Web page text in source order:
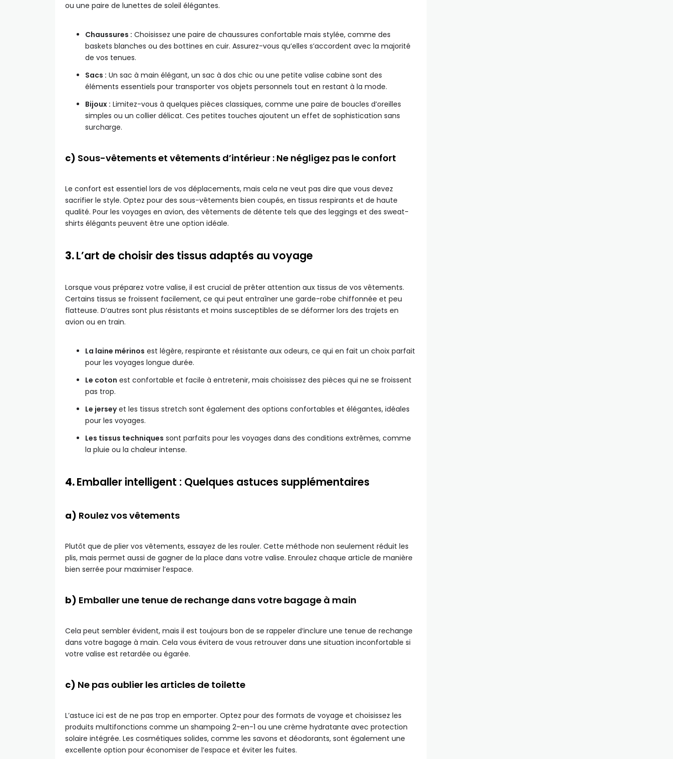
ou une paire de lunettes de soleil élégantes.
Chaussures : Choisissez une paire de chaussures confortable mais stylée, comme des
baskets blanches ou des bottines en cuir. Assurez-vous qu’elles s’accordent avec la majorité
de vos tenues.
Sacs : Un sac à main élégant, un sac à dos chic ou une petite valise cabine sont des
éléments essentiels pour transporter vos objets personnels tout en restant à la mode.
Bijoux : Limitez-vous à quelques pièces classiques, comme une paire de boucles d’oreilles
simples ou un collier délicat. Ces petites touches ajoutent un effet de sophistication sans
surcharge.
c) Sous-vêtements et vêtements d’intérieur : Ne négligez pas le confort
Le confort est essentiel lors de vos déplacements, mais cela ne veut pas dire que vous devez
sacrifier le style. Optez pour des sous-vêtements bien coupés, en tissus respirants et de haute
qualité. Pour les voyages en avion, des vêtements de détente tels que des leggings et des sweat-
shirts élégants peuvent être une option idéale.
3.L’art de choisir des tissus adaptés au voyage
Lorsque vous préparez votre valise, il est crucial de prêter attention aux tissus de vos vêtements.
Certains tissus se froissent facilement, ce qui peut entraîner une garde-robe chiffonnée et peu
flatteuse. D’autres sont plus résistants et moins susceptibles de se déformer lors des trajets en
avion ou en train.
La laine mérinos est légère, respirante et résistante aux odeurs, ce qui en fait un choix parfait
pour les voyages longue durée.
Le coton est confortable et facile à entretenir, mais choisissez des pièces qui ne se froissent
pas trop.
Le jerseyet les tissus stretch sont également des options confortables et élégantes, idéales
pour les voyages.
Les tissus techniques sont parfaits pour les voyages dans des conditions extrêmes, comme
la pluie ou la chaleur intense.
4.Emballer intelligent : Quelques astuces supplémentaires
a) Roulez vos vêtements
Plutôt que de plier vos vêtements, essayez de les rouler. Cette méthode non seulement réduit les
plis, mais permet aussi de gagner de la place dans votre valise. Enroulez chaque article de manière
bien serrée pour maximiser l’espace.
b) Emballer une tenue de rechange dans votre bagage à main
Cela peut sembler évident, mais il est toujours bon de se rappeler d’inclure une tenue de rechange
dans votre bagage à main. Cela vous évitera de vous retrouver dans une situation inconfortable si
votre valise est retardée ou égarée.
c) Ne pas oublier les articles de toilette
L’astuce ici est de ne pas trop en emporter. Optez pour des formats de voyage et choisissez les
produits multifonctions comme un shampoing 2-en-1 ou une crème hydratante avec protection
solaire intégrée. Les cosmétiques solides, comme les savons et déodorants, sont également une
excellente option pour économiser de l’espace et éviter les fuites.